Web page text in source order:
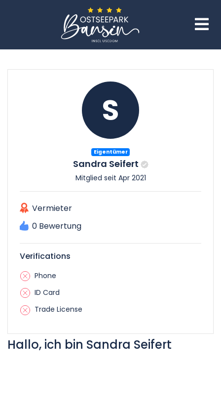
S
Eigentümer
Sandra Seifert
Mitglied seit Apr 2021
Vermieter
0 Bewertung
Verifications
Phone
ID Card
Trade License
Hallo, ich bin Sandra Seifert